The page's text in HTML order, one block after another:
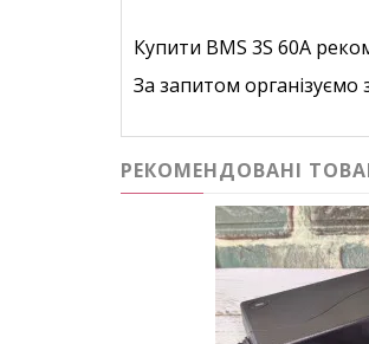
Купити BMS 3S 60A
За запитом організуємо
РЕКОМЕНДОВАНІ